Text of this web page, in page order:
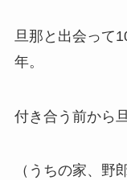
旦那と出会って
年。
付き合う前から
（うちの家、野